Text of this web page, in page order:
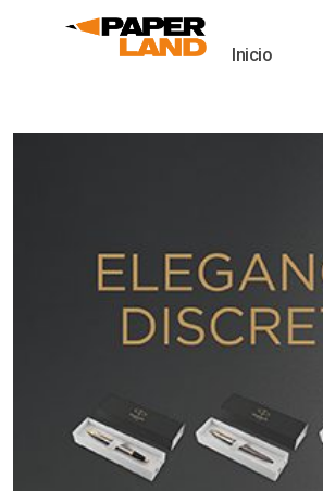
Inicio